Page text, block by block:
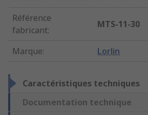
Référence
fabricant:
MTS-11-30
Marque: Lorlin
Caractéristiques techniques
Documentation technique